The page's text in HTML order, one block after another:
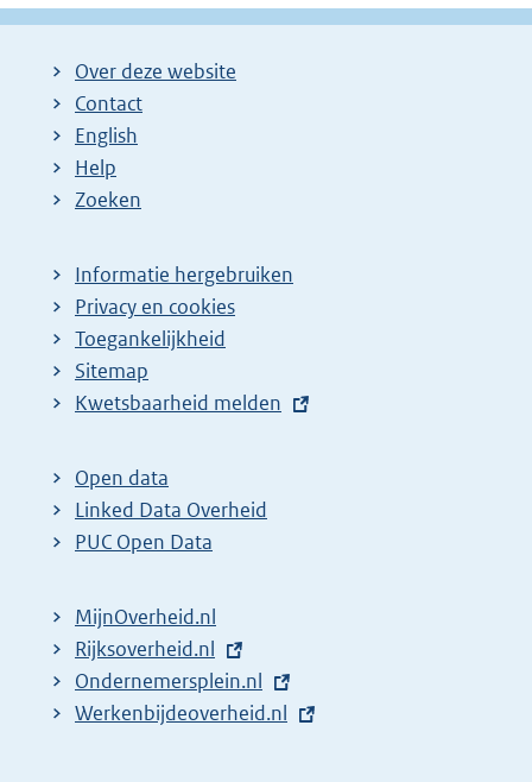
k
Over deze website
Contact
English
Help
Zoeken
Informatie hergebruiken
Privacy en cookies
Toegankelijkheid
Sitemap
E
t
e
r
l
i
n
k
Kwetsbaarheid melden
Open data
Linked Data Overheid
PUC Open Data
MijnOverheid.nl
E
x
t
Rijksoverheid.nl
E
x
Ondernemersplein.nl
E
Werkenbijdeoverheid.nl